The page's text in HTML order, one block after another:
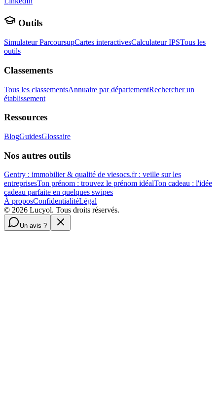
Outils
Simulateur ParcoursupCartes interactivesCalculateur IPSTous les
outils
Classements
Tous les classementsAnnuaire par départementRechercher un
établissement
Ressources
BlogGuidesGlossaire
Nos autres outils
Gentry : immobilier & qualité de viesocs.fr : veille sur les
entreprisesTon prénom : trouvez le prénom idéalTon cadeau : l'idée
cadeau parfaite en quelques swipes
À proposConfidentialitéLégal
© 2026 Lucyol. Tous droits réservés.
Un avis ?